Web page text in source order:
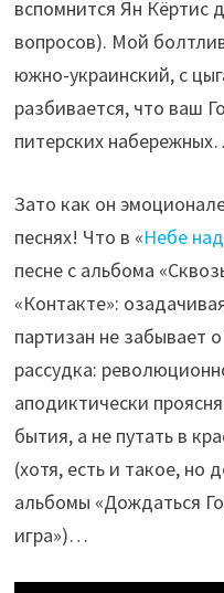
вспомнится Ян Кёртис
вопросов). Мой
южно-украинский, с
разбивается, что ваш
питерских
Зато как он
песнях! Что в «Небе
песне с альбома
«Контакте»:
партизан не забывает
рассудка:
аподиктически
бытия, а не путать в
(хотя, есть и такое, но
альбомы «Дождаться
игра»)…